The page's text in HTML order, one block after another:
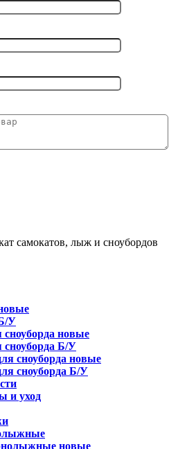
самокатов, лыж и сноубордов
У
новые
сноуборда Б/У
сноуборда новые
сноуборда Б/У
и уход
новые